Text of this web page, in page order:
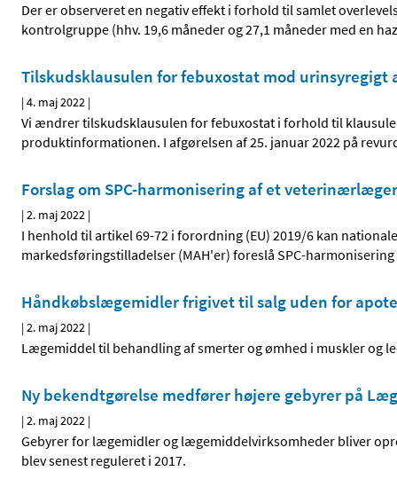
Der er observeret en negativ effekt i forhold til samlet
kontrolgruppe (hhv. 19,6 måneder og 27,1 måneder med en
Tilskudsklausulen for febuxostat mod urinsyregigt
|4. maj 2022 |
Vi ændrer tilskudsklausulen for febuxostat i forhold til
produktinformationen. I afgørelsen af 25. januar 2022 på
Forslag om SPC-harmonisering af et
|2. maj 2022 |
I henhold til artikel 69-72 i forordning (EU) 2019/6 kan
markedsføringstilladelser (MAH'er) foreslå SPC-
Håndkøbslægemidler frigivet til salg uden for
|2. maj 2022 |
Lægemiddel til behandling af smerter og ømhed i muskler og
Ny bekendtgørelse medfører højere gebyrer på
|2. maj 2022 |
Gebyrer for lægemidler og lægemiddelvirksomheder bliver
blev senest reguleret i 2017.